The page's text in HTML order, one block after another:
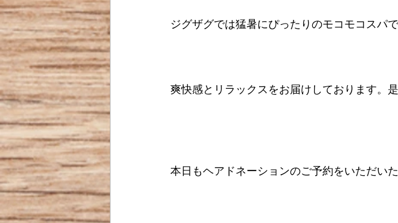
ジグザグでは猛暑にぴったりのモコモコスパで
爽快感とリラックスをお届けしております。
本日もヘアドネーションのご予約をいただい